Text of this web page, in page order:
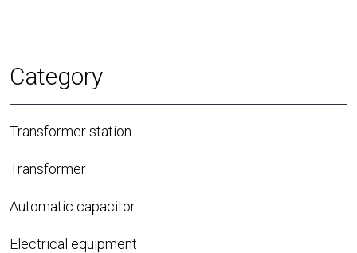
Category
Transformer station
Transformer
Automatic capacitor
Electrical equipment